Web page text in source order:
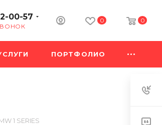
00-57 0 0
ПОРТФОЛИО
1 SERIES